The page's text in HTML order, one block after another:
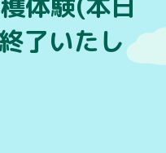
了いたし